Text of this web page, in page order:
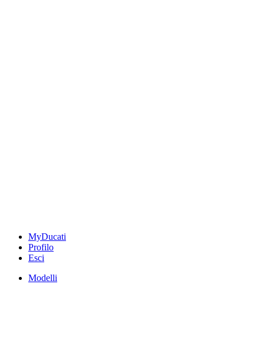
MyDucati
Profilo
Esci
Modelli